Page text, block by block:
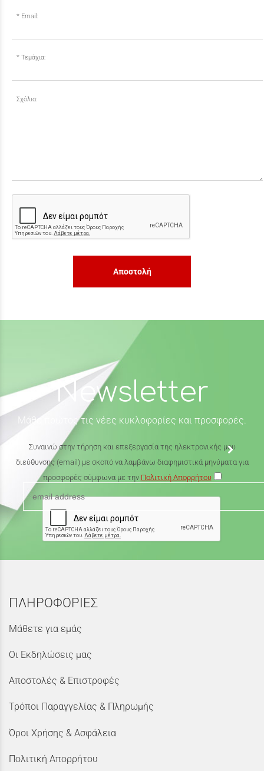
Email:
Τεμάχια:
Σχόλια:
Αποστολή
Newsletter
Μάθε πρώτος τις νέες κυκλοφορίες και προσφορές.
Συναινώ στην τήρηση και επεξεργασία της ηλεκτρονικής μου
διεύθυνσης (email) με σκοπό να λαμβάνω διαφημιστικά μηνύματα για
προσφορές σύμφωνα με την Πολιτική Απορρήτου
ΠΛΗΡΟΦΟΡΙΕΣ
Μάθετε για εμάς
Οι Εκδηλώσεις μας
Αποστολές & Επιστροφές
Τρόποι Παραγγελίας & Πληρωμής
Όροι Χρήσης & Ασφάλεια
Πολιτική Απορρήτου